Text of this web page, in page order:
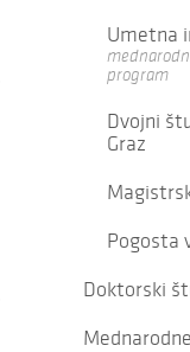
Umetna
program
Dvojni
Graz
Pogosta
Doktorski